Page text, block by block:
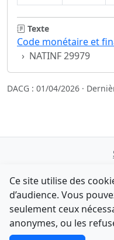
Texte
Code monétaire et
NATINF 29979
DACG : 01/04/2026 ·
Comment avez-vous
Une courte réponse
Ce site utilise des
d’audience. Vous
seulement ceux
anonymes, ou les